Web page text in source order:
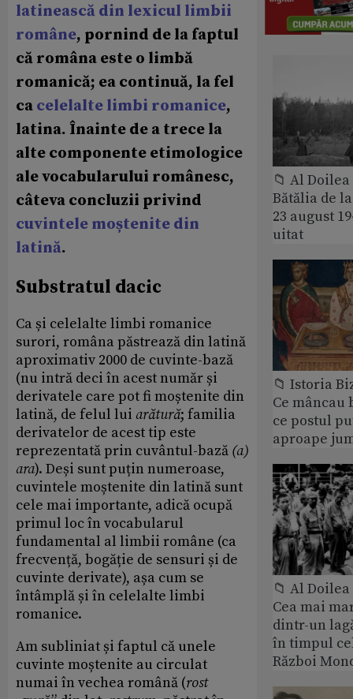
latinească din lexicul limbii
române, pornind de la faptul
că româna este o limbă
romanică; ea continuă, la fel
ca celelalte limbi romanice,
latina. Înainte de a trece la
alte componente etimologice
ale vocabularului românesc,
câteva concluzii privind
cuvintele moștenite din
latină.
Substratul dacic
Ca și celelalte limbi romanice
surori, româna păstrează din latină
aproximativ 2000 de cuvinte-bază
(nu intră deci în acest număr și
derivatele care pot fi moștenite din
latină, de felul lui arătură; familia
derivatelor de acest tip este
reprezentată prin cuvântul-bază (a)
ara). Deși sunt puțin numeroase,
cuvintele moștenite din latină sunt
cele mai importante, adică ocupă
primul loc în vocabularul
fundamental al limbii române (ca
frecvență, bogăție de sensuri și de
cuvinte derivate), așa cum se
întâmplă și în celelalte limbi
romanice.
Am subliniat și faptul că unele
cuvinte moștenite au circulat
numai în vechea română (rost
📁 Al
Bătălia de
23 august
uitat
📁 Istoria
Ce
ce postul
aproape
📁 Al
Cea mai
dintr-un
în timpul
Război